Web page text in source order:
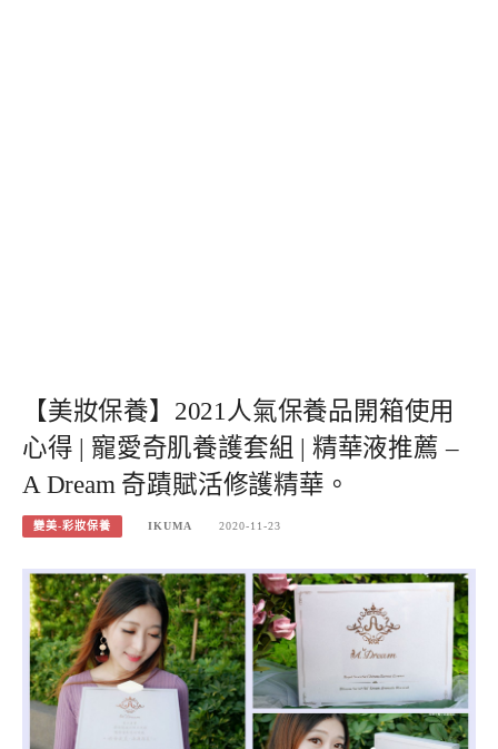
【美妝保養】2021人氣保養品開箱使用
心得 | 寵愛奇肌養護套組 | 精華液推薦 –
A Dream 奇蹟賦活修護精華。
變美-彩妝保養 IKUMA 2020-11-23